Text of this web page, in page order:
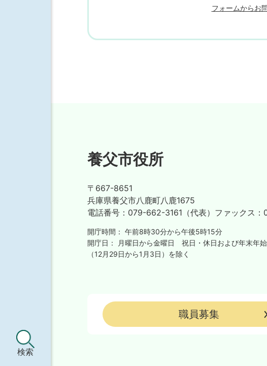
検索
フォームからお
養父市役所
〒667-8651
兵庫県養父市八鹿町八鹿1675
電話番号： 079-662-3161（代表） ファックス：
開庁時間： 午前8時30分から午後5時15分
開庁日：
月曜日から金曜日
祝日・休日および年末年始
（12月29日から1月3日）を除く
職員募集